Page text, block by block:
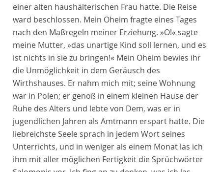
einer alten haushälterischen Frau hatte. Die Reise
ward beschlossen. Mein Oheim fragte eines Tages
nach den Maßregeln meiner Erziehung. »O!« sagte
meine Mutter, »das unartige Kind soll lernen, und es
ist nichts in sie zu bringen!« Mein Oheim bewies ihr
die Unmöglichkeit in dem Geräusch des
Wirthshauses. Er nahm mich mit; seine Wohnung
war in Polen; er genoß in einem kleinen Hause der
Ruhe des Alters und lebte von Dem, was er in
jugendlichen Jahren als Amtmann erspart hatte. Die
liebreichste Seele sprach in jedem Wort seines
Unterrichts, und in weniger als einem Monat las ich
ihm mit aller möglichen Fertigkeit die Sprüchwörter